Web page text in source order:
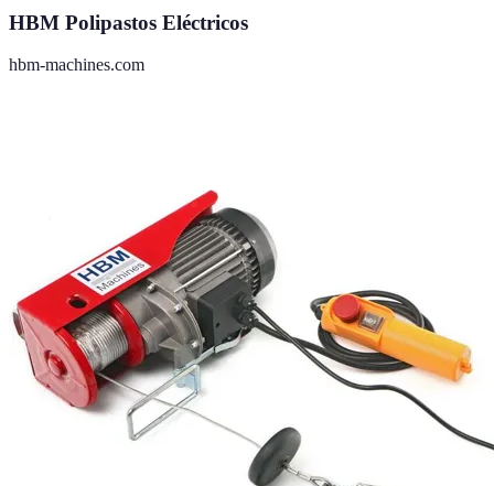
HBM Polipastos Eléctricos
hbm-machines.com